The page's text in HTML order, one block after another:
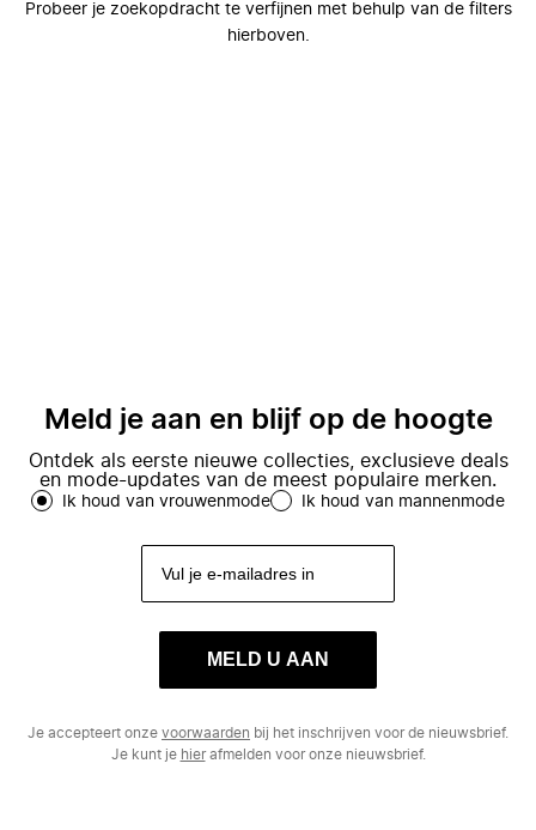
Probeer je zoekopdracht te verfijnen met behulp van de filters
hierboven.
Meld je aan en blijf op de hoogte
Ontdek als eerste nieuwe collecties, exclusieve deals
en mode-updates van de meest populaire merken.
Ik houd van vrouwenmode Ik houd van mannenmode
MELD U AAN
Je accepteert onze voorwaarden bij het inschrijven voor de nieuwsbrief.
Je kunt je hierafmelden voor onze nieuwsbrief.